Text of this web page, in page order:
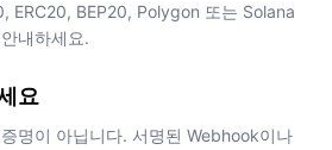
ERC20, BEP20, Polygon 또는 Solana
내하세요.
요
명이 아닙니다. 서명된 Webhook이나